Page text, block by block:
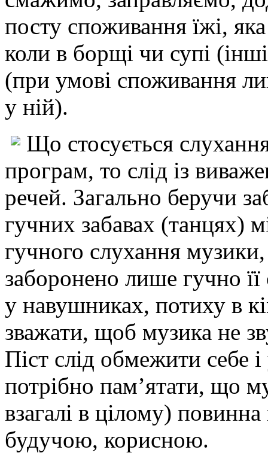
посту споживання їжі,
коли в борщі чи супі
(при умові споживання
у ній).
Що стосується
програм, то слід із
речей. Загально беручи
гучних забавах (танцях)
гучного слухання
заборонено лише гучно
у навушниках, потиху в
зважати, щоб музика не
Піст слід обмежити себе
потрібно пам’ятати, що
взагалі в цілому)
будучою, корисною.